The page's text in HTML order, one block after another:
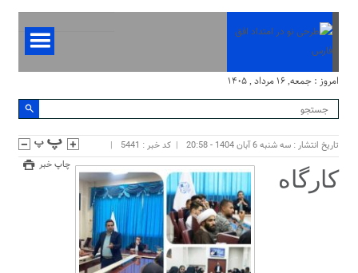
امروز : جمعه, ۱۶ مرداد , ۱۴۰۵
تاریخ انتشار : سه شنبه 6 آبان 1404 - 20:58
کد خبر : 5441
چاپ خبر
کارگاه